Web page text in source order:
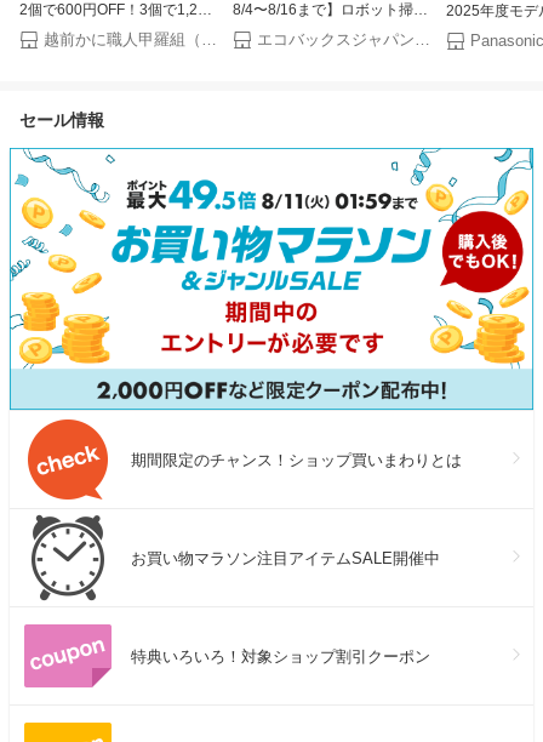
2個で600円OFF！3個で1,200
円OFF！4個で2,000円OFF！
楽天グルメ大賞受賞！楽天1位
越前かに職人甲羅組（DENSHOKU）
8/4〜8/16まで】ロボット掃除
機 DEEBOT N20 PRO PLUS
エコバックス ECOVACS 吸引
掃除ロボット エコバッグス 母
エコバックスジャパン公式 ストア
2025年度モデ
ヤー ナノケア
ギフトラッピ
セール情報
期間限定のチャンス！ショップ買いまわりとは
お買い物マラソン注目アイテムSALE開催中
特典いろいろ！対象ショップ割引クーポン